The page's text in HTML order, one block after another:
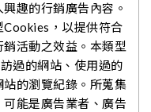
趣的行銷廣告內容。
，以提供符合
活動之效益。本類型
過的網站、使用過的
的瀏覽紀錄。所蒐集
能是廣告業者、廣告